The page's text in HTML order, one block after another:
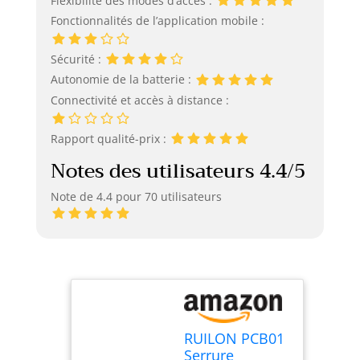
Fonctionnalités de l’application mobile :
Sécurité :
Autonomie de la batterie :
Connectivité et accès à distance :
Rapport qualité-prix :
Notes des utilisateurs 4.4/5
Note de 4.4 pour 70 utilisateurs
RUILON PCB01
Serrure